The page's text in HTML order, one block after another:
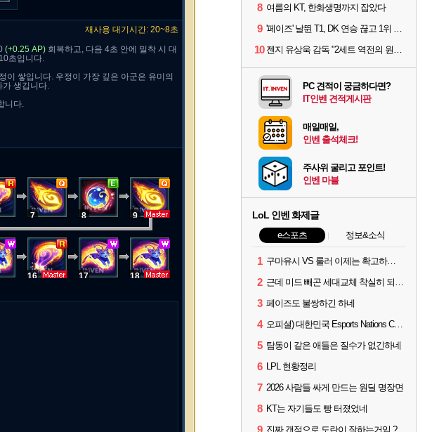
재사용 대기시간: 20~8초
(+0.25 AP) 회복하고, 다음 4초 안에 밀착 시 대
초입니다.
이 쌓입니다. 우정이 가장 깊은 아군은 유미의
가 생깁니다.
니다.
7 8 9
16 17
18
8 여름의 KT, 한화생명까지 잡았다
9 '페이즈' 날뛴 T1, DK 연승 끊고 1위 지켜
10 젠지 유상욱 감독 "2세트 역전의 원인...너무 급했다"
PC 견적이 궁금하다면?
IT인벤 견적게시판
매일매일,
인벤 출석체크!
주사위 굴리고 포인트!
인벤 마블
LoL 인벤 화제글
e스포츠 정보&소식
1 구마유시 VS 룰러 이제는 확고하지 않음?
2 근데 미드 빼곤 세대교체 착실히 되고 있네
3 페이즈도 불쌍하긴 하네
4 오피셜) 대한민국 Esports Nations Cup 2026 국가대표 명단 모두 확정
5 탐동이 같은 애들은 질수가 없긴하네
6 LPL 현황정리
7 2026 사람들 싸게 만드는 원딜 명장면
8 KT는 자기들도 빵 터졌었네
진짜 갠적으로 도란이 잘하는거임 ?